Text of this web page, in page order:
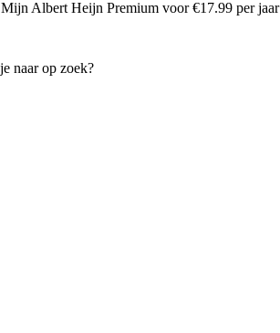
Mijn Albert Heijn Premium voor €17.99 per jaar